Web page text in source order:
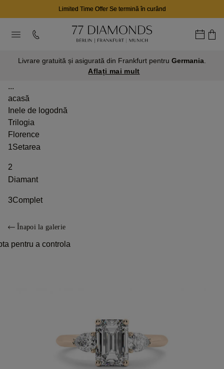
Limited Time Offer Se termină în curând
Livrare gratuită și asigurată din Frankfurt pentru Germania
Aflați mai mult
...
acasă
Inele de logodnă
Trilogia
Florence
1Setarea
2
Diamant
3Complet
Înapoi la galerie
pentru a controla